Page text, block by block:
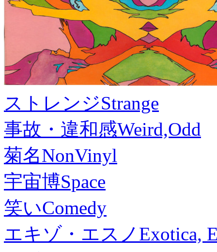
ストレンジStrange
事故・違和感Weird,Odd
菊名NonVinyl
宇宙博Space
笑いComedy
エキゾ・エスノ Exotica,